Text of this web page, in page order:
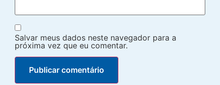
Salvar meus dados neste navegador para a
próxima vez que eu comentar.